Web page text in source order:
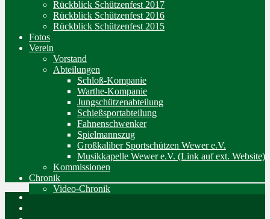
Rückblick Schützenfest 2017
Rückblick Schützenfest 2016
Rückblick Schützenfest 2015
Fotos
Verein
Vorstand
Abteilungen
Schloß-Kompanie
Warthe-Kompanie
Jungschützenabteilung
Schießsportabteilung
Fahnenschwenker
Spielmannszug
Großkaliber Sportschützen Wewer e.V.
Musikkapelle Wewer e.V. (Link auf ext. Website)
Kommissionen
Chronik
Video-Chronik